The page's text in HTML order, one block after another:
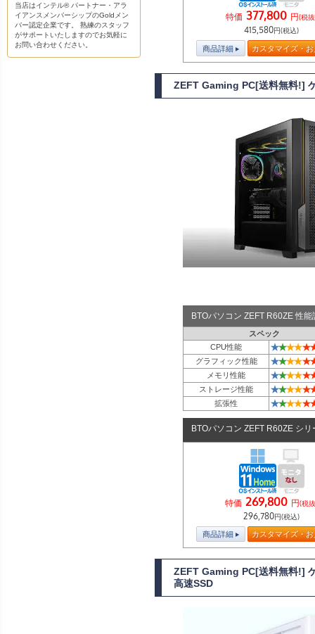
特価 377,800 円(税
415,580円(税込)
商品詳細 カスタマイズ・
ZEFT Gaming PC[送料無料!]
BTOパソコン ZEFT R60ZE 性
スペック
CPU性能
★★★★★
グラフィック性能 ★★★★★
メモリ性能 ★★★★★
ストレージ性能 ★★★★★
拡張性 ★★★★★
BTOパソコン ZEFT R60ZE シリ
特価 269,800 円(税
296,780円(税込)
商品詳細 カスタマイズ・
ZEFT Gaming PC[送料無料!]
高速SSD
当店はインテル® パートナー・アラ
イアンスメンバーシップのGoldメン
バー認定企業です。 熟練のスタッフ
がサポートいたしますのでお気軽に
お問い合わせください。